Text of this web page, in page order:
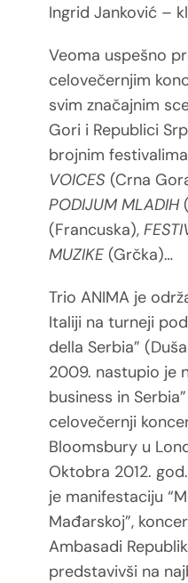
Ingrid Janković –
Veoma uspešno
celovečernjim
svim značajnim
Gori i Republici
brojnim
VOICES (Crna
PODIJUM MLADIH
(Francuska),
MUZIKE(Grčka)…
Trio ANIMA je
Italiji na turneji
della Serbia”
2009. nastupio je
business in
celovečernji
Bloomsbury u
Oktobra 2012.
je manifestaciju
Mađarskoj”,
Ambasadi
predstavivši na